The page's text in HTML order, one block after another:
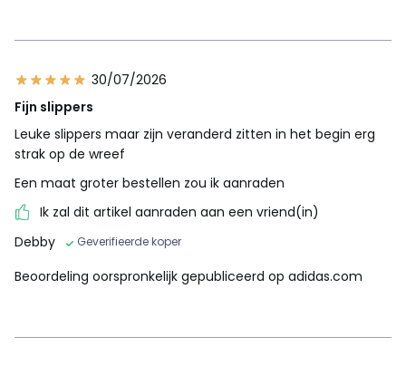
30/07/2026
Fijn slippers
Leuke slippers maar zijn veranderd zitten in het begin erg
strak op de wreef
Een maat groter bestellen zou ik aanraden
Ik zal dit artikel aanraden aan een vriend(in)
Debby
Geverifieerde koper
Beoordeling oorspronkelijk gepubliceerd op adidas.com